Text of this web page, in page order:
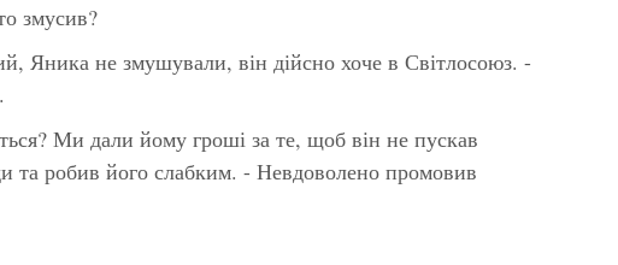
змусив?
Яника не змушували, він дійсно хоче в Світлосоюз. -
Ми дали йому гроші за те, щоб він не пускав
та робив його слабким. - Невдоволено промовив